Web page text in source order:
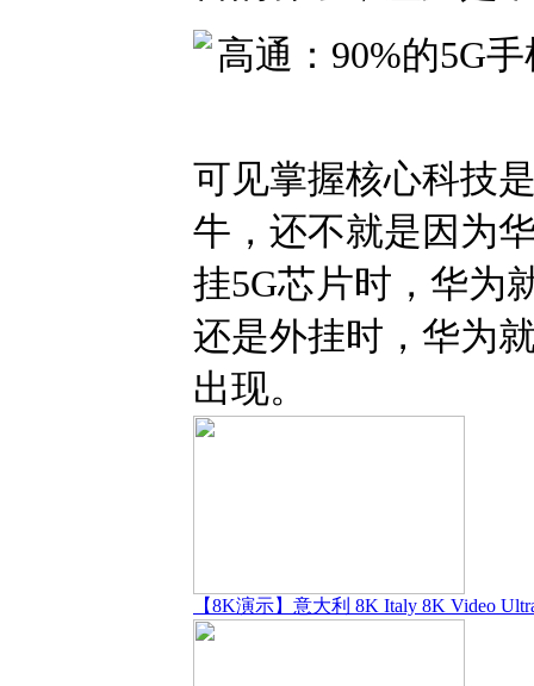
可见掌握核心科技
牛，还不就是因为
挂5G芯片时，华为
还是外挂时，华为
出现。
【8K演示】意大利 8K Italy 8K Video